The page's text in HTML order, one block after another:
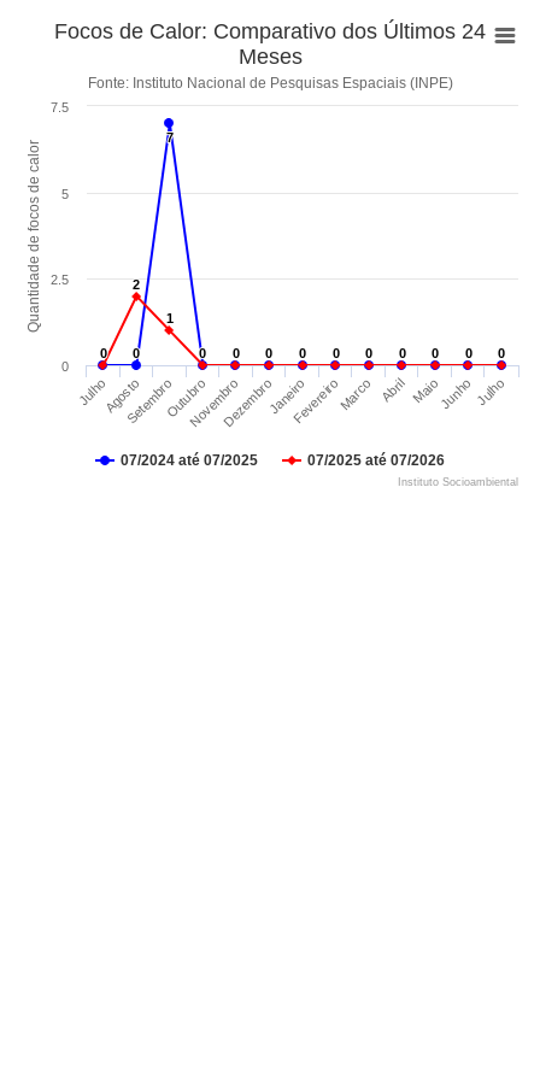
Quantidade de focos de calor
Focos de Calor: Comparativo dos Últimos 24
Meses
Fonte: Instituto Nacional de Pesquisas Espaciais (INPE)
0
0 0
0
7
7
0
0 0
0 0
0 0
0 0
0 0
0 0
0 0
0 0
0 0
0
2
2
1
1
07/2024 até 07/2025 07/2025 até 07/2026
JulhoAgostoSetembroOutubroNovembroDezembroJaneiroFevereiroMarco Abril MaioJunho Julho
0
2.5
5
7.5
Instituto Socioambiental